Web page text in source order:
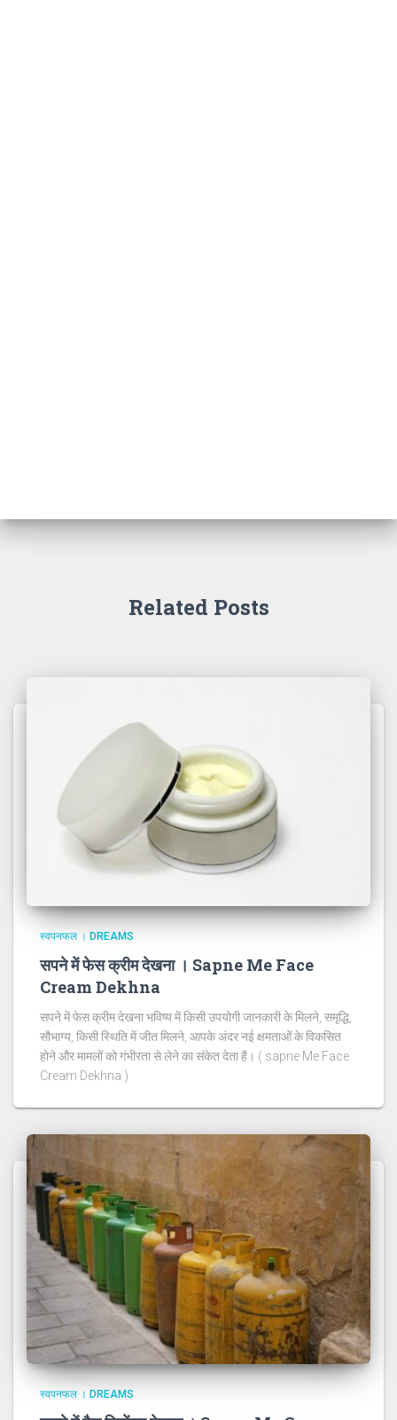
Related Posts
स्वपनफल । DREAMS
सपने में फेस क्रीम देखना । Sapne Me Face
Cream Dekhna
सपने में फेस क्रीम देखना भविष्य में किसी उपयोगी जानकारी के मिलने, समृद्धि,
सौभाग्य, किसी स्थिति में जीत मिलने, आपके अंदर नई क्षमताओं के विकसित
होने और मामलों को गंभीरता से लेने का संकेत देता है। ( sapne Me Face
Cream Dekhna )
स्वपनफल । DREAMS